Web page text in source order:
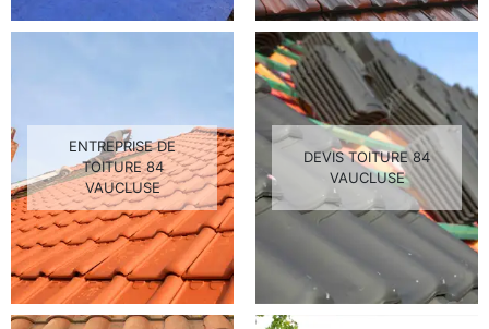
ENTREPRISE DE
TOITURE 84
VAUCLUSE
DEVIS TOITURE 84
VAUCLUSE